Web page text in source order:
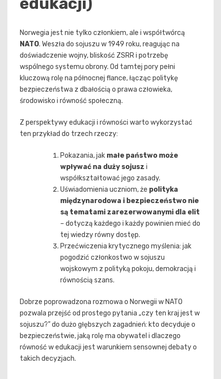
Norwegia jest nie tylko członkiem, ale i współtwórcą
NATO. Weszła do sojuszu w 1949 roku, reagując na
doświadczenie wojny, bliskość ZSRR i potrzebę
wspólnego systemu obrony. Od tamtej pory pełni
kluczową rolę na północnej flance, łącząc politykę
bezpieczeństwa z dbałością o prawa człowieka,
środowisko i równość społeczną.
Z perspektywy edukacji i równości warto wykorzystać
ten przykład do trzech rzeczy:
Pokazania, jak małe państwo może
wpływać na duży sojusz i
współkształtować jego zasady.
Uświadomienia uczniom, że polityka
międzynarodowa i bezpieczeństwo nie
są tematami zarezerwowanymi dla elit
– dotyczą każdego i każdy powinien mieć do
tej wiedzy równy dostęp.
Przećwiczenia krytycznego myślenia: jak
pogodzić członkostwo w sojuszu
wojskowym z polityką pokoju, demokracją i
równością szans.
Dobrze poprowadzona rozmowa o Norwegii w NATO
pozwala przejść od prostego pytania „czy ten kraj jest w
sojuszu?” do dużo głębszych zagadnień: kto decyduje o
bezpieczeństwie, jaką rolę ma obywatel i dlaczego
równość w edukacji jest warunkiem sensownej debaty o
takich decyzjach.